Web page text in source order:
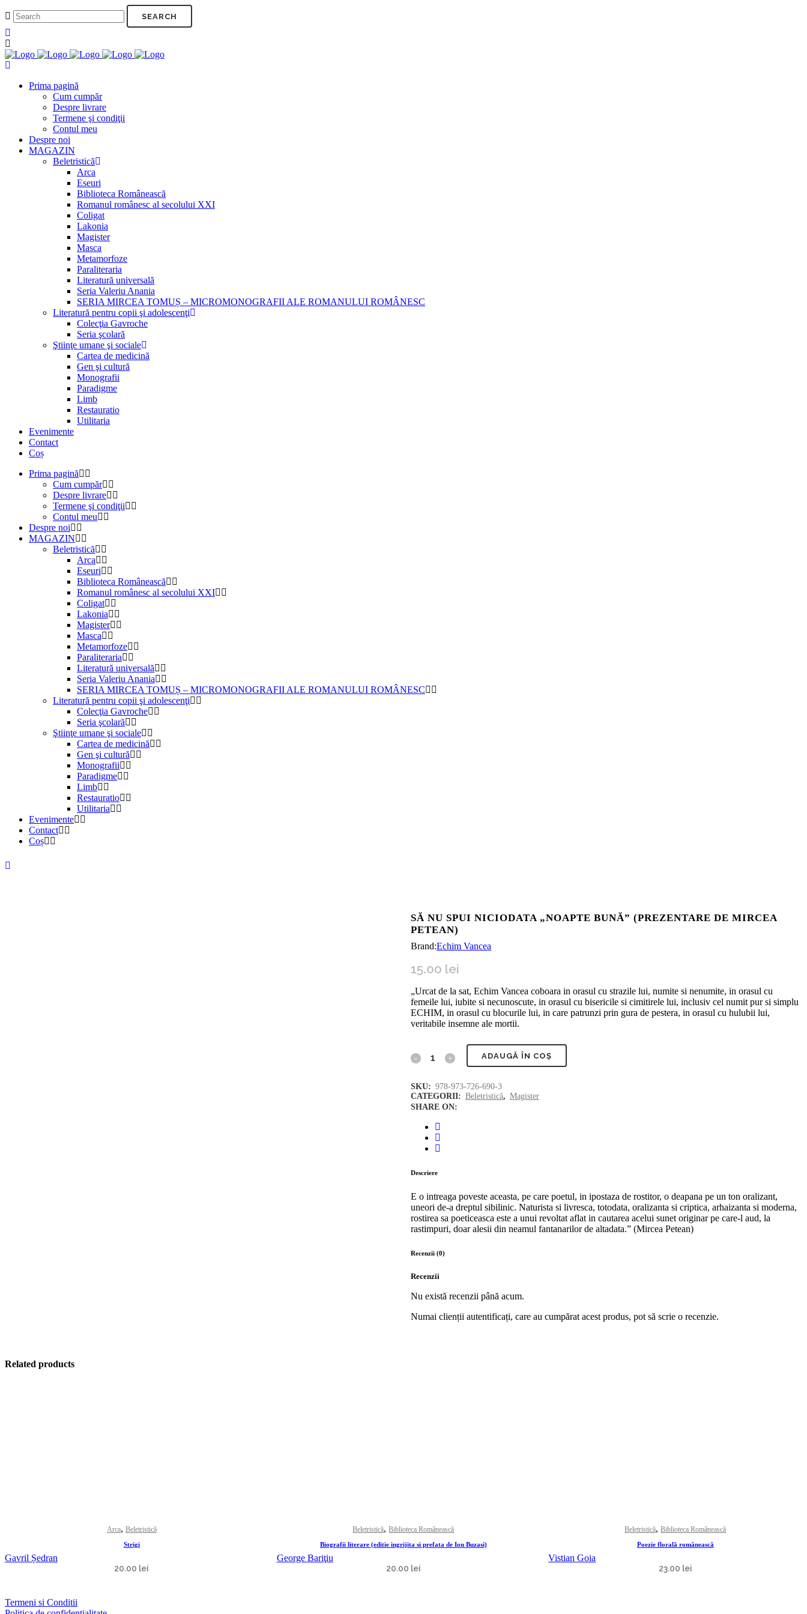
Prima pagină
Cum cumpăr
Despre livrare
Termene şi condiţii
Contul meu
Despre noi
MAGAZIN
Beletristică
Arca
Eseuri
Biblioteca Românească
Romanul românesc al secolului XXI
Coligat
Lakonia
Magister
Masca
Metamorfoze
Paraliteraria
Literatură universală
Seria Valeriu Anania
SERIA MIRCEA TOMUȘ – MICROMONOGRAFII ALE ROMANULUI ROMÂNESC
Literatură pentru copii şi adolescenţi
Colecţia Gavroche
Seria şcolară
Ştiinţe umane şi sociale
Cartea de medicină
Gen şi cultură
Monografii
Paradigme
Limb
Restauratio
Utilitaria
Evenimente
Contact
Coș
Prima pagină
Cum cumpăr
Despre livrare
Termene şi condiţii
Contul meu
Despre noi
MAGAZIN
Beletristică
Arca
Eseuri
Biblioteca Românească
Romanul românesc al secolului XXI
Coligat
Lakonia
Magister
Masca
Metamorfoze
Paraliteraria
Literatură universală
Seria Valeriu Anania
SERIA MIRCEA TOMUȘ – MICROMONOGRAFII ALE ROMANULUI ROMÂNESC
Literatură pentru copii şi adolescenţi
Colecţia Gavroche
Seria şcolară
Ştiinţe umane şi sociale
Cartea de medicină
Gen şi cultură
Monografii
Paradigme
Limb
Restauratio
Utilitaria
Evenimente
Contact
Coș
SĂ NU SPUI NICIODATA „NOAPTE BUNĂ” (PREZENTARE DE MIRCEA
PETEAN)
Brand:Echim Vancea
15.00 lei
„Urcat de la sat, Echim Vancea coboara in orasul cu strazile lui, numite si nenumite, in orasul cu
femeile lui, iubite si necunoscute, in orasul cu bisericile si cimitirele lui, inclusiv cel numit pur si simplu
ECHIM, in orasul cu blocurile lui, in care patrunzi prin gura de pestera, in orasul cu hulubii lui,
veritabile insemne ale mortii.
Să
spui
niciodata
"Noapte
bună"
de
Mircea
Petean)
quantity
ADAUGĂ ÎN COȘ
SKU: 978-973-726-690-3
CATEGORII: Beletristică, Magister
SHARE ON:
Descriere
E o intreaga poveste aceasta, pe care poetul, in ipostaza de rostitor, o deapana pe un ton oralizant,
uneori de-a dreptul sibilinic. Naturista si livresca, totodata, oralizanta si criptica, arhaizanta si moderna,
rostirea sa poeticeasca este a unui revoltat aflat in cautarea acelui sunet originar pe care-l aud, la
rastimpuri, doar alesii din neamul fantanarilor de altadata.” (Mircea Petean)
Recenzii (0)
Recenzii
Nu există recenzii până acum.
Numai clienții autentificați, care au cumpărat acest produs, pot să scrie o recenzie.
Related products
Arca, Beletristică
Strigi
Gavril Ședran
20.00 lei
Beletristică,Biblioteca Românească
Biografii literare (editie ingrijita si prefata de Ion Buzasi)
George Bariţiu
20.00 lei
Beletristică,Biblioteca Românească
Poezie florală românească
Vistian Goia
23.00 lei
Termeni si Conditii